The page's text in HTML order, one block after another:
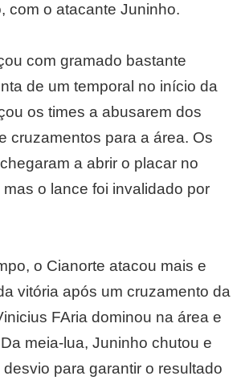
com o atacante Juninho.
com gramado bastante
de um temporal no início da
os times a abusarem dos
cruzamentos para a área. Os
a abrir o placar no
mas o lance foi invalidado por
o Cianorte atacou mais e
vitória após um cruzamento da
FAria dominou na área e
meia-lua, Juninho chutou e
para garantir o resultado